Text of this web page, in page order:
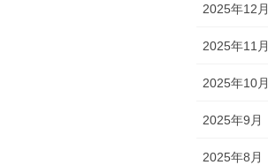
2025年12月
2025年11月
2025年10月
2025年9月
2025年8月